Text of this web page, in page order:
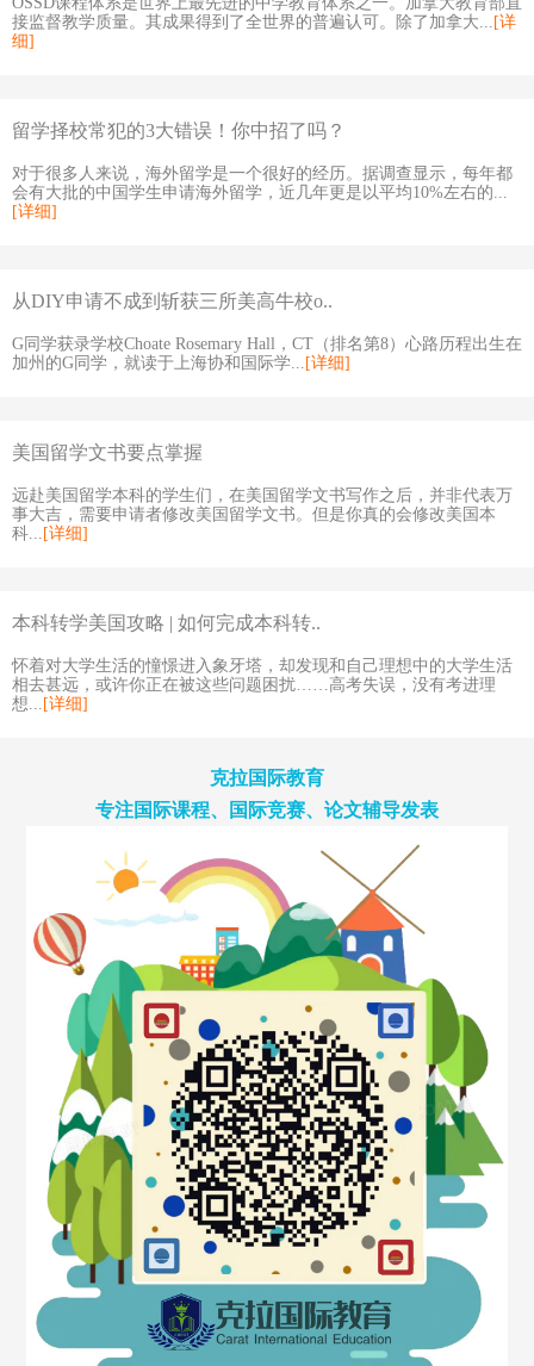
接监督教学质量。其成果得到了全世界的普遍认可。除了加拿大... [详
细]
留学择校常犯的3大错误！你中招了吗？
对于很多人来说，海外留学是一个很好的经历。据调查显示，每年都
会有大批的中国学生申请海外留学，近几年更是以平均10%左右的...
[详细]
从DIY申请不成到斩获三所美高牛校o..
G同学获录学校Choate Rosemary Hall，CT（排名第8）心路历程出生在
加州的G同学，就读于上海协和国际学... [详细]
美国留学文书要点掌握
远赴美国留学本科的学生们，在美国留学文书写作之后，并非代表万
事大吉，需要申请者修改美国留学文书。但是你真的会修改美国本
科... [详细]
本科转学美国攻略 | 如何完成本科转..
怀着对大学生活的憧憬进入象牙塔，却发现和自己理想中的大学生活
相去甚远，或许你正在被这些问题困扰……高考失误，没有考进理
想... [详细]
克拉国际教育
专注国际课程、国际竞赛、论文辅导发表